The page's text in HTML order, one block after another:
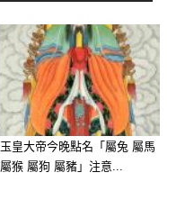
玉皇大帝今晚點名「屬兔 屬馬
屬猴 屬狗 屬豬」注意...